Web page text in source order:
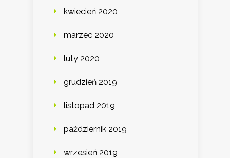
kwiecień 2020
marzec 2020
luty 2020
grudzień 2019
listopad 2019
październik 2019
wrzesień 2019